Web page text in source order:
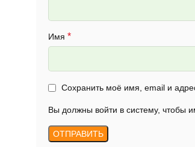
Имя *
Сохранить моё имя, email и
Вы должны войти в систему, чтобы